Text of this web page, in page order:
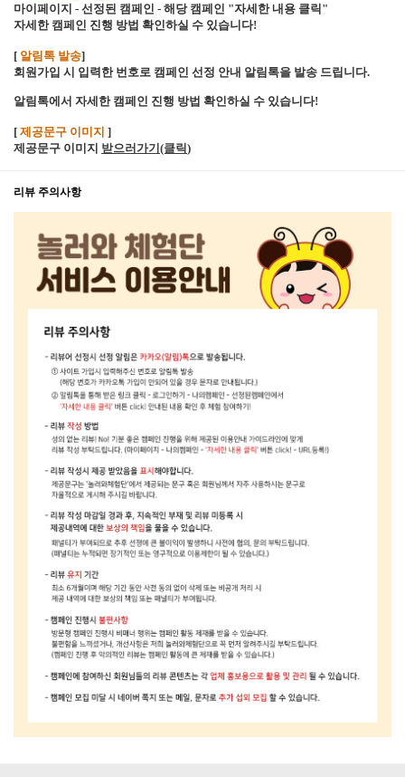
마이페이지 - 선정된 캠페인 - 해당 캠페인 "자세한 내용 클릭"
자세한 캠페인 진행 방법 확인하실 수 있습니다!
[ 알림톡 발송]
회원가입 시 입력한 번호로 캠페인 선정 안내 알림톡을 발송 드립니다.
알림톡에서 자세한 캠페인 진행 방법 확인하실 수 있습니다!
[ 제공문구 이미지 ]
제공문구 이미지 받으러가기(클릭 )
리뷰 주의사항